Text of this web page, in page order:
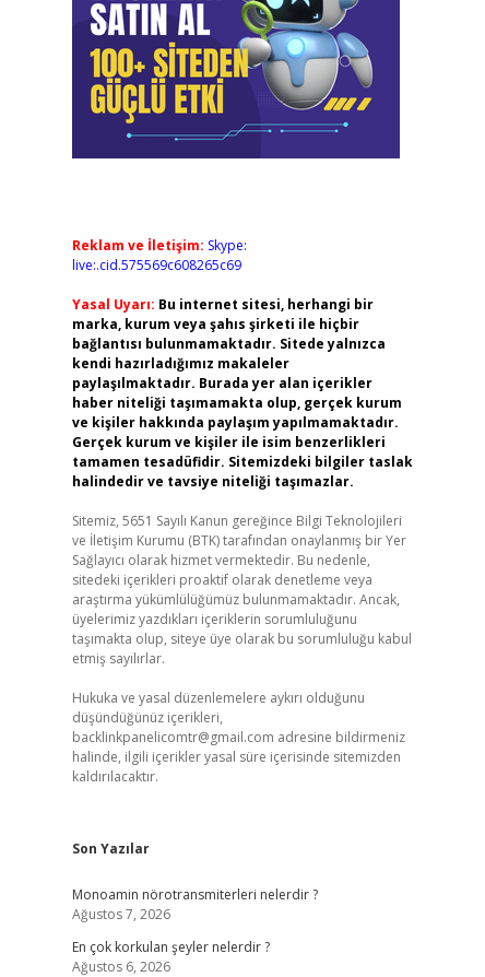
Reklam ve İletişim: Skype:
live:.cid.575569c608265c69
Yasal Uyarı: Bu internet sitesi, herhangi bir
marka, kurum veya şahıs şirketi ile hiçbir
bağlantısı bulunmamaktadır. Sitede yalnızca
kendi hazırladığımız makaleler
paylaşılmaktadır. Burada yer alan içerikler
haber niteliği taşımamakta olup, gerçek kurum
ve kişiler hakkında paylaşım yapılmamaktadır.
Gerçek kurum ve kişiler ile isim benzerlikleri
tamamen tesadüfidir. Sitemizdeki bilgiler taslak
halindedir ve tavsiye niteliği taşımazlar.
Sitemiz, 5651 Sayılı Kanun gereğince Bilgi Teknolojileri
ve İletişim Kurumu (BTK) tarafından onaylanmış bir Yer
Sağlayıcı olarak hizmet vermektedir. Bu nedenle,
sitedeki içerikleri proaktif olarak denetleme veya
araştırma yükümlülüğümüz bulunmamaktadır. Ancak,
üyelerimiz yazdıkları içeriklerin sorumluluğunu
taşımakta olup, siteye üye olarak bu sorumluluğu kabul
etmiş sayılırlar.
Hukuka ve yasal düzenlemelere aykırı olduğunu
düşündüğünüz içerikleri,
backlinkpanelicomtr@gmail.com adresine bildirmeniz
halinde, ilgili içerikler yasal süre içerisinde sitemizden
kaldırılacaktır.
Son Yazılar
Monoamin nörotransmiterleri nelerdir ?
Ağustos 7, 2026
En çok korkulan şeyler nelerdir ?
Ağustos 6, 2026